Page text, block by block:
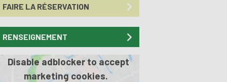
FAIRE LA RÉSERVATION
RENSEIGNEMENT
Disable adblocker to accept
marketing cookies.